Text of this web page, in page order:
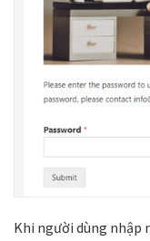
Khi người dùng nhập